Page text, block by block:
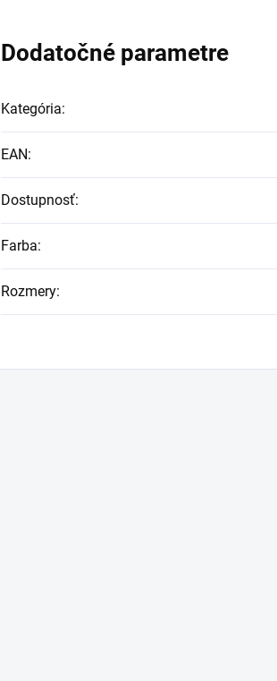
Dodatočné parametre
Kategória:
EAN:
Dostupnosť:
Farba:
Rozmery: